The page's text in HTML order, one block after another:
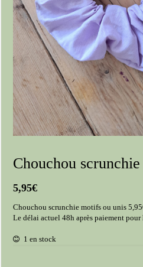
Chouchou
5,95€
Chouchou scrunchie motifs ou unis
Le délai actuel 48h après paiement
1 en stock